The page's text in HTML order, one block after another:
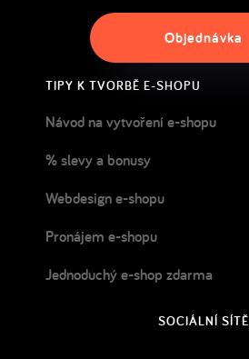
Objednávka
TIPY K TVORBĚ E-SHOPU
Návod na vytvoření e-shopu
% slevy a bonusy
Webdesign e-shopu
Pronájem e-shopu
Jednoduchý e-shop zdarma
SOCIÁLNÍ SÍTĚ